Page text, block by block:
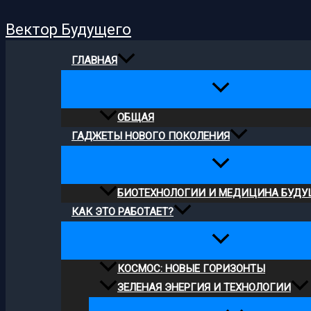
кВектор Будущего
ГЛАВНАЯ
ОБЩАЯ
ГАДЖЕТЫ НОВОГО ПОКОЛЕНИЯ
БИОТЕХНОЛОГИИ И МЕДИЦИНА
КАК ЭТО РАБОТАЕТ?
КОСМОС: НОВЫЕ ГОРИЗОНТЫ
ЗЕЛЕНАЯ ЭНЕРГИЯ И ТЕХНОЛОГИИ